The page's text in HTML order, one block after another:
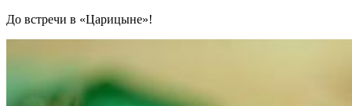
До встречи в «Царицыне»!